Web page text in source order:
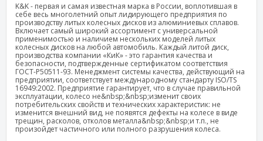
K&K - первая и самая известная марка в России, воплотившая в
себе весь многолетний опыт лидирующего предприятия по
производству литых колесных дисков из алюминиевых сплавов.
Включает самый широкий ассортимент с универсальной
применимостью и наличием нескольких моделей литых
колесных дисков на любой автомобиль. Каждый литой диск,
производства компании «КиК» - это гарантия качества и
безопасности, подтвержденные сертификатом соответствия
ГОСТ-Р50511-93. Менеджмент системы качества, действующий на
предприятии, соответствует международному стандарту ISO/TS
16949:2002. Предприятие гарантирует, что в случае правильной
эксплуатации, колесо не&nbsp;&nbsp;изменит своих
потребительских свойств и технических характеристик: не
изменится внешний вид, не появятся дефекты на колесе в виде
трещин, расколов, отколов металла&nbsp;&nbsp;и т.п., не
произойдет частичного или полного разрушения колеса.